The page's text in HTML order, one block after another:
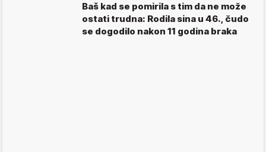
Baš kad se pomirila s tim da ne može
ostati trudna: Rodila sina u 46., čudo
se dogodilo nakon 11 godina braka